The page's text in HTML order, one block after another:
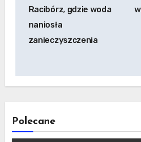
Racibórz, gdzie woda
naniosła
zanieczyszczenia
Polecane